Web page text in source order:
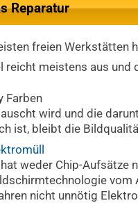
Reparatur
freien Werkstätten
reicht meistens aus
Farben
wird und die
ist, bleibt die
weder Chip-
nicht unnötig